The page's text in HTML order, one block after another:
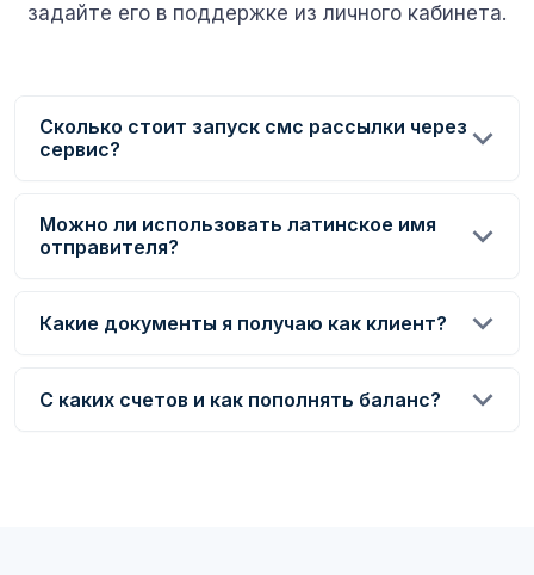
задайте его в поддержке из личного кабинета.
Сколько стоит запуск смс рассылки через
сервис?
Можно ли использовать латинское имя
отправителя?
Какие документы я получаю как клиент?
С каких счетов и как пополнять баланс?